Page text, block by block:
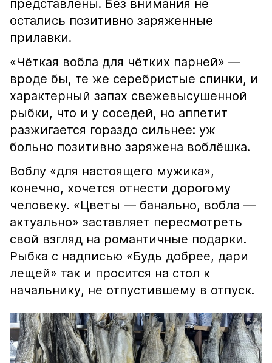
представлены. Без внимания не
остались позитивно заряженные
прилавки.
«Чёткая вобла для чётких парней» —
вроде бы, те же серебристые спинки, и
характерный запах свежевысушенной
рыбки, что и у соседей, но аппетит
разжигается гораздо сильнее: уж
больно позитивно заряжена воблёшка.
Воблу «для настоящего мужика»,
конечно, хочется отнести дорогому
человеку. «Цветы — банально, вобла —
актуально» заставляет пересмотреть
свой взгляд на романтичные подарки.
Рыбка с надписью «Будь добрее, дари
лещей» так и просится на стол к
начальнику, не отпустившему в отпуск.